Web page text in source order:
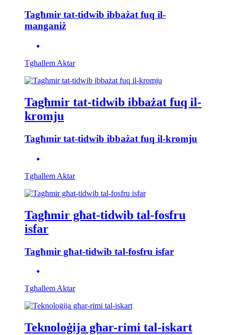
Tagħmir tat-tidwib ibbażat fuq il-
manganiż
Tgħallem Aktar
Tagħmir tat-tidwib ibbażat fuq il-
kromju
Tagħmir tat-tidwib ibbażat fuq il-kromju
Tgħallem Aktar
Tagħmir għat-tidwib tal-fosfru
isfar
Tagħmir għat-tidwib tal-fosfru isfar
Tgħallem Aktar
Teknoloġija għar-rimi tal-iskart